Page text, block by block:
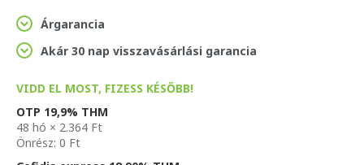
Árgarancia
Akár 30 nap visszavásárlási garancia
VIDD EL MOST, FIZESS KÉSŐBB!
OTP 19,9% THM
48 hó × 2.364 Ft
Önrész: 0 Ft